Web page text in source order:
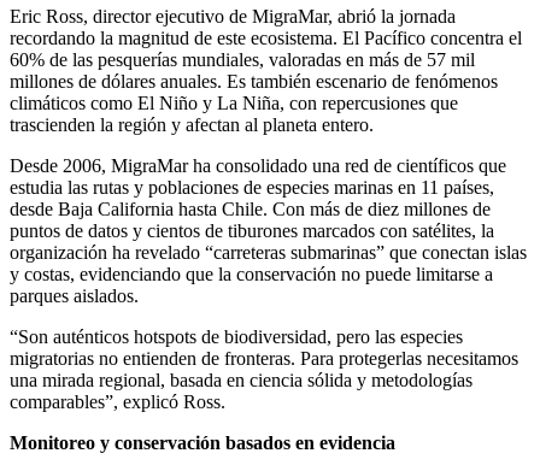
Eric Ross, director ejecutivo de MigraMar, abrió la jornada
recordando la magnitud de este ecosistema. El Pacífico concentra el
60% de las pesquerías mundiales, valoradas en más de 57 mil
millones de dólares anuales. Es también escenario de fenómenos
climáticos como El Niño y La Niña, con repercusiones que
trascienden la región y afectan al planeta entero.
Desde 2006, MigraMar ha consolidado una red de científicos que
estudia las rutas y poblaciones de especies marinas en 11 países,
desde Baja California hasta Chile. Con más de diez millones de
puntos de datos y cientos de tiburones marcados con satélites, la
organización ha revelado “carreteras submarinas” que conectan islas
y costas, evidenciando que la conservación no puede limitarse a
parques aislados.
“Son auténticos hotspots de biodiversidad, pero las especies
migratorias no entienden de fronteras. Para protegerlas necesitamos
una mirada regional, basada en ciencia sólida y metodologías
comparables”, explicó Ross.
Monitoreo y conservación basados en evidencia